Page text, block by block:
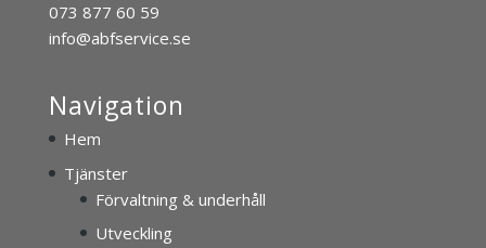
073 877 60 59
info@abfservice.se
Navigation
Hem
Tjänster
Förvaltning & underhåll
Utveckling